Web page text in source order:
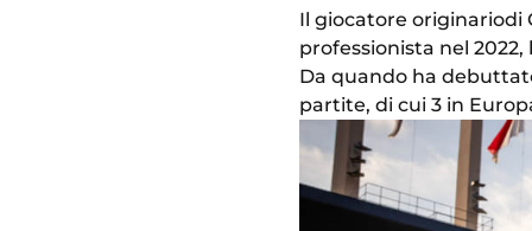
Il giocatore originariodi
professionista nel
Da quando ha
partite, di cui 3 in